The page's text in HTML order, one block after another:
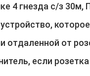
4 гнезда с/з 30м,
отдаленной от
если